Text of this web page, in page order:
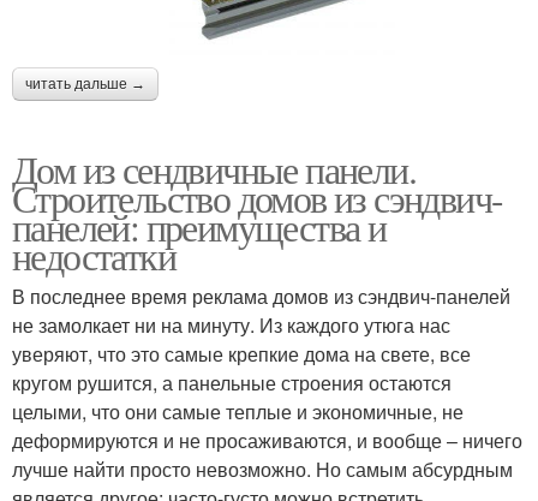
читать дальше →
Дом из сендвичные панели.
Строительство домов из сэндвич-
панелей: преимущества и
недостатки
В последнее время реклама домов из сэндвич-панелей
не замолкает ни на минуту. Из каждого утюга нас
уверяют, что это самые крепкие дома на свете, все
кругом рушится, а панельные строения остаются
целыми, что они самые теплые и экономичные, не
деформируются и не просаживаются, и вообще – ничего
лучше найти просто невозможно. Но самым абсурдным